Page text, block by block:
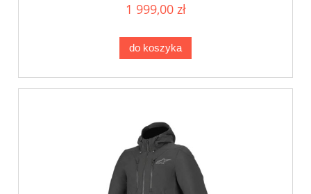
1 999,00 zł
do koszyka